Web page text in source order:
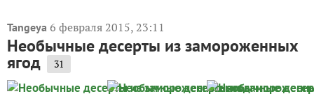
Tangeya 6 февраля 2015, 23:11
Необычные десерты из замороженных
ягод 31